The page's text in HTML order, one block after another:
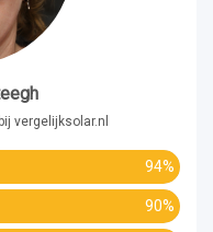
vergelijksolar.nl
94%
90%